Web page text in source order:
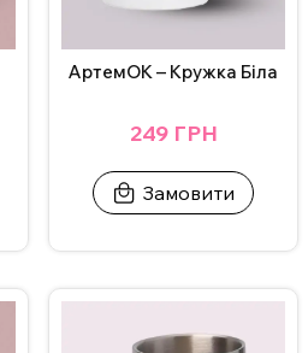
АртемОК – Кружка Біла
249 ГРН
Замовити